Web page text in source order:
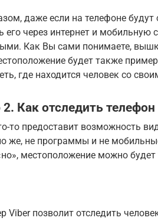
даже если на телефоне
его через интернет и мобильную
Как Вы сами понимаете,
будет также
где находится человек со
Как отследить
то предоставит возможность
же, не программы и не
местоположение можно будет
Viber позволит отследить